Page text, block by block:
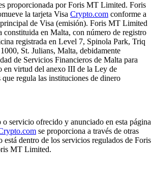
proporcionada por Foris MT Limited. Foris
la tarjeta Visa Crypto.com conforme a
de Visa (emisión). Foris MT Limited
constituida en Malta, con número de registro
registrada en Level 7, Spinola Park, Triq
St. Julians, Malta, debidamente
de Servicios Financieros de Malta para
en virtud del anexo III de la Ley de
regula las instituciones de dinero
servicio ofrecido y anunciado en esta página
se proporciona a través de otras
está dentro de los servicios regulados de Foris
MT Limited.